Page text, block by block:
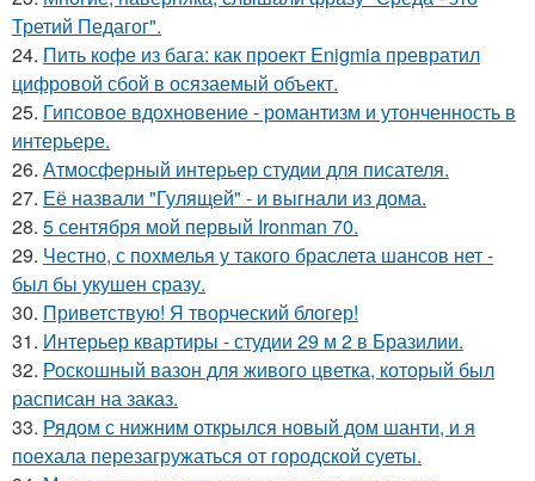
Третий Педагог".
24. Пить кофе из бага: как проект Enigmia превратил
цифровой сбой в осязаемый объект.
25. Гипсовое вдохновение - романтизм и утонченность в
интерьере.
26. Атмосферный интерьер студии для писателя.
27. Её назвали "Гулящей" - и выгнали из дома.
28. 5 сентября мой первый Ironman 70.
29. Честно, с похмелья у такого браслета шансов нет -
был бы укушен сразу.
30. Приветствую! Я творческий блогер!
31. Интерьер квартиры - студии 29 м 2 в Бразилии.
32. Роскошный вазон для живого цветка, который был
расписан на заказ.
33. Рядом с нижним открылся новый дом шанти, и я
поехала перезагружаться от городской суеты.